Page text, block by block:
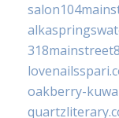
oakberry-